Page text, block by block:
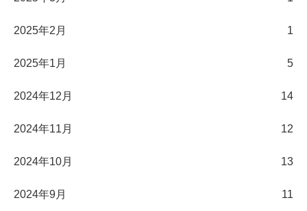
2025年2月 1
2025年1月 5
2024年12月 14
2024年11月 12
2024年10月 13
2024年9月 11